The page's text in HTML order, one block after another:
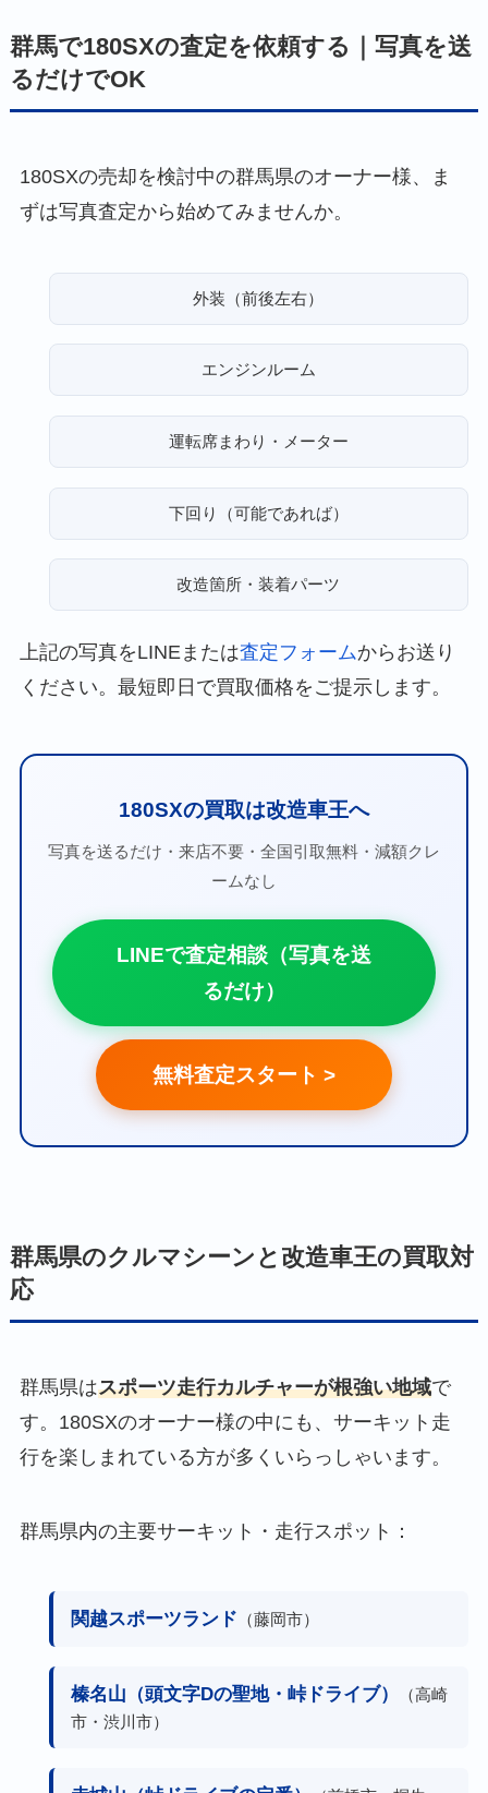
群馬で180SXの査定を依頼する｜写真を送
るだけでOK
180SXの売却を検討中の群馬県のオーナー様、ま
ずは写真査定から始めてみませんか。
外装（前後左右）
エンジンルーム
運転席まわり・メーター
下回り（可能であれば）
改造箇所・装着パーツ
上記の写真をLINEまたは査定フォームからお送り
ください。最短即日で買取価格をご提示します。
180SXの買取は改造車王へ
写真を送るだけ・来店不要・全国引取無料・減額クレ
ームなし
LINEで査定相談（写真を送
るだけ）
無料査定スタート >
群馬県のクルマシーンと改造車王の買取対
応
群馬県はスポーツ走行カルチャーが根強い地域で
す。180SXのオーナー様の中にも、サーキット走
行を楽しまれている方が多くいらっしゃいます。
群馬県内の主要サーキット・走行スポット：
関越スポーツランド （藤岡市）
榛名山（頭文字Dの聖地・峠ドライブ）
（高崎
市・渋川市）